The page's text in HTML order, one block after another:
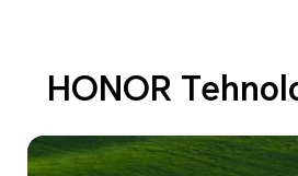
HONOR